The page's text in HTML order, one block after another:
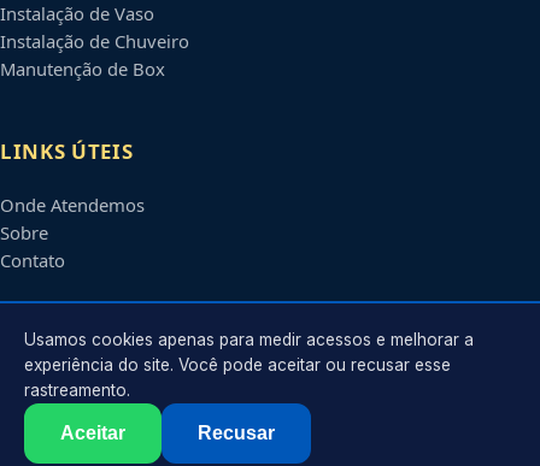
Instalação de Vaso
Instalação de Chuveiro
Manutenção de Box
LINKS ÚTEIS
Onde Atendemos
Sobre
Contato
CONTATO
Atendimento em
contato@encanadoremosasco.com.br
2026 Encanador emOsasco
. Todos os direitos reservados.
Usamos cookies apenas para medir acessos e melhorar a
experiência do site. Você pode aceitar ou recusar esse
rastreamento.
Aceitar Recusar